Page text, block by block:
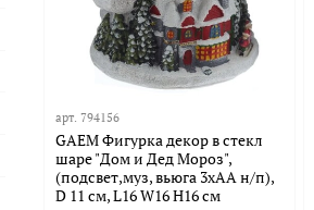
арт. 794156
GAEM Фигурка декор в стекл
шаре "Дом и Дед Мороз",
(подсвет,муз, вьюга 3хАА н/п),
D 11 см, L16 W16 H16 см